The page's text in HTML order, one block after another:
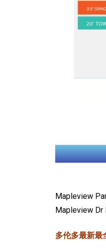
Mapleview
Mapleview Dr
多伦多最新